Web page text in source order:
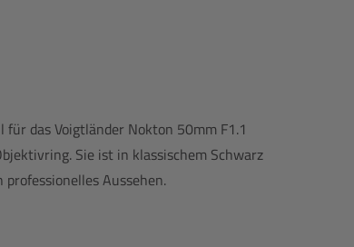
das Voigtländer Nokton 50mm F1.1
Sie ist in klassischem Schwarz
Aussehen.